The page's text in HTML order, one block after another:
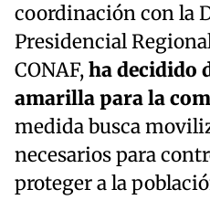
coordinación con la
Presidencial
CONAF,ha decidido
amarilla para la
medida busca
necesarios para
proteger a la